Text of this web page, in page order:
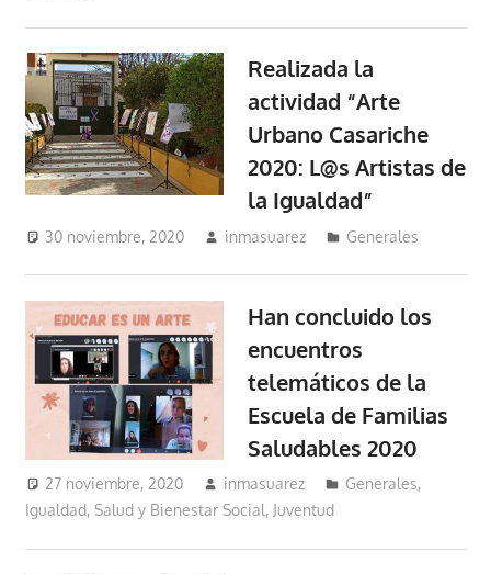
Realizada la
actividad “Arte
Urbano Casariche
2020: L@s Artistas de
la Igualdad”
30 noviembre, 2020 inmasuarez Generales
Han concluido los
encuentros
telemáticos de la
Escuela de Familias
Saludables 2020
27 noviembre, 2020 inmasuarez Generales,
Igualdad, Salud y Bienestar Social, Juventud